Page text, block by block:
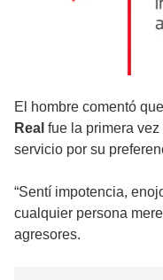
El hombre comentó
Real fue la primera
servicio por su
“Sentí impotencia,
cualquier persona
agresores.